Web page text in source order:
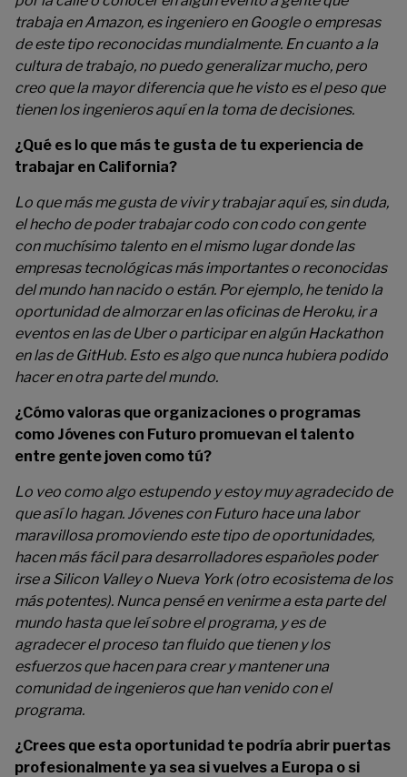
trabaja en Amazon, es ingeniero en Google o empresas
de este tipo reconocidas mundialmente. En cuanto a la
cultura de trabajo, no puedo generalizar mucho, pero
creo que la mayor diferencia que he visto es el peso que
tienen los ingenieros aquí en la toma de decisiones.
¿Qué es lo que más te gusta de tu experiencia de
trabajar en California?
Lo que más me gusta de vivir y trabajar aquí es, sin duda,
el hecho de poder trabajar codo con codo con gente
con muchísimo talento en el mismo lugar donde las
empresas tecnológicas más importantes o reconocidas
del mundo han nacido o están. Por ejemplo, he tenido la
oportunidad de almorzar en las oficinas de Heroku, ir a
eventos en las de Uber o participar en algún Hackathon
en las de GitHub. Esto es algo que nunca hubiera podido
hacer en otra parte del mundo.
¿Cómo valoras que organizaciones o programas
como Jóvenes con Futuro promuevan el talento
entre gente joven como tú?
Lo veo como algo estupendo y estoy muy agradecido de
que así lo hagan. Jóvenes con Futuro hace una labor
maravillosa promoviendo este tipo de oportunidades,
hacen más fácil para desarrolladores españoles poder
irse a Silicon Valley o Nueva York (otro ecosistema de los
más potentes). Nunca pensé en venirme a esta parte del
mundo hasta que leí sobre el programa, y es de
agradecer el proceso tan fluido que tienen y los
esfuerzos que hacen para crear y mantener una
comunidad de ingenieros que han venido con el
programa.
¿Crees que esta oportunidad te podría abrir puertas
profesionalmente ya sea si vuelves a Europa o si